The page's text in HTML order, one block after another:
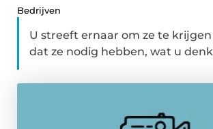
Bedrijven
U streeft ernaar om ze te
dat ze nodig hebben, wat u